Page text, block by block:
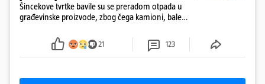
Šincekove tvrtke bavile su se preradom otpada u
građevinske proizvode, zbog čega kamioni, bale
21 123